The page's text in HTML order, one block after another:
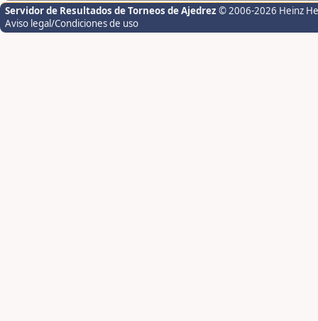
Servidor de Resultados de Torneos de Ajedrez © 2006-2026 Heinz
Aviso legal/Condiciones de uso